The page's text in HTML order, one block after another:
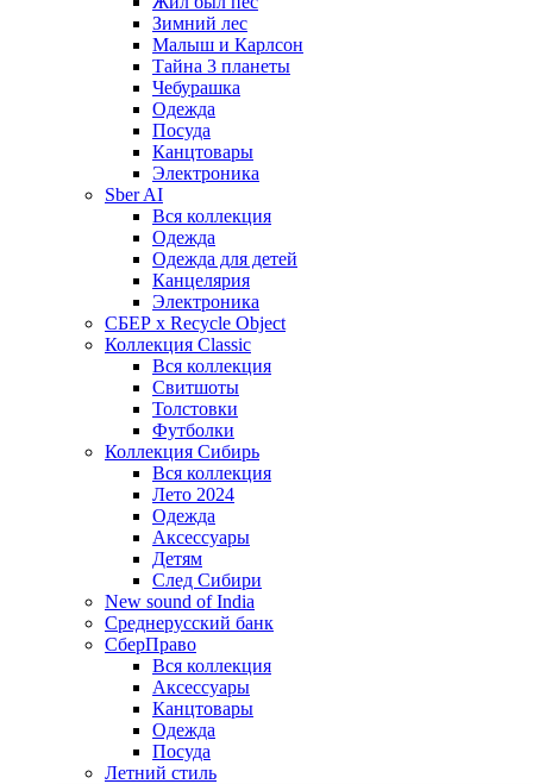
Зимний лес
Малыш и Карлсон
Тайна 3 планеты
Чебурашка
Одежда
Посуда
Канцтовары
Электроника
Sber AI
Вся коллекция
Одежда
Одежда для детей
Канцелярия
Электроника
СБЕР x Recycle Object
Коллекция Classic
Вся коллекция
Свитшоты
Толстовки
Футболки
Коллекция Сибирь
Вся коллекция
Лето 2024
Одежда
Аксессуары
Детям
След Сибири
New sound of India
Среднерусский банк
СберПраво
Вся коллекция
Аксессуары
Канцтовары
Одежда
Посуда
Летний стиль